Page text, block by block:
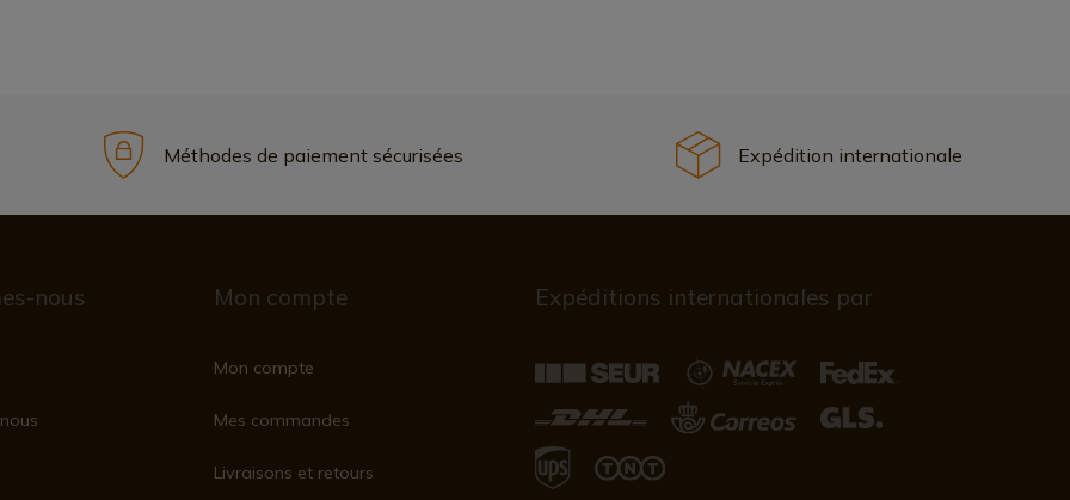
Méthodes de paiement sécurisées Expédition internationale
nous Mon compte
Mon compte
Mes commandes
Livraisons et retours
Expéditions internationales par